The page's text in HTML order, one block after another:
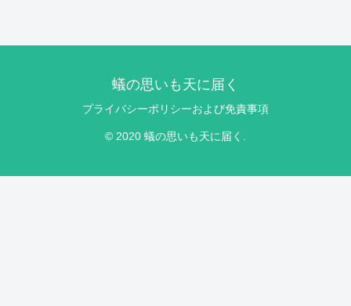
蟻の思いも天に届く
プライバシーポリシーおよび免責事項
© 2020 蟻の思いも天に届く.